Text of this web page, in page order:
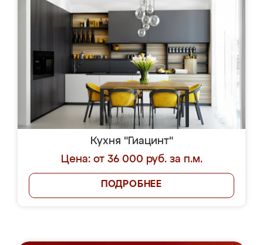
Кухня "Гиацинт"
Цена: от 36 000 руб. за п.м.
ПОДРОБНЕЕ